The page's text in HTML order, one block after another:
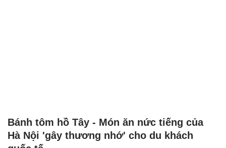
Bánh tôm hồ Tây - Món ăn nức tiếng của
Hà Nội 'gây thương nhớ' cho du khách